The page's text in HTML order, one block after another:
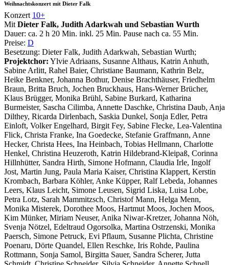
Weihnachtskonzert mit Dieter Falk
Konzert 10+
Mit Dieter Falk, Judith Adarkwah und Sebastian Wurth
Dauer: ca. 2 h 20 Min. inkl. 25 Min. Pause nach ca. 55 Min.
Preise: D
Besetzung: Dieter Falk, Judith Adarkwah, Sebastian Wurth;
Projektchor: Ylvie Adriaans, Susanne Althaus, Katrin Anhuth,
Sabine Arlitt, Rahel Baier, Christiane Baumann, Kathrin Belz,
Heike Benkner, Johanna Bothur, Denise Brachthäuser, Friedhelm
Braun, Britta Bruch, Jochen Bruckhaus, Hans-Werner Brücher,
Klaus Brügger, Monika Brühl, Sabine Burkard, Katharina
Burmeister, Sascha Cilimba, Annette Daschke, Christina Daub, Anja
Dilthey, Ricarda Dirlenbach, Saskia Dunkel, Sonja Edler, Petra
Einloft, Volker Engelhard, Birgit Fey, Sabine Flecke, Lea-Valentina
Flick, Christa Franke, Ina Goedecke, Stefanie Graffmann, Anne
Hecker, Christa Hees, Ina Heinbach, Tobias Hellmann, Charlotte
Henkel, Christina Heuzeroth, Katrin Hildebrand-Kleipaß, Corinna
Hillnhütter, Sandra Hirth, Simone Hofmann, Claudia Irle, Ingolf
Jost, Martin Jung, Paula Maria Kaiser, Christina Klappert, Kerstin
Krombach, Barbara Köhler, Anke Küpper, Ralf Lebeda, Johannes
Leers, Klaus Leicht, Simone Leusen, Sigrid Liska, Luisa Lobe,
Petra Lotz, Sarah Mammitzsch, Christof Mann, Helga Menn,
Monika Misterek, Dorothee Moos, Hartmut Moos, Jochen Moos,
Kim Münker, Miriam Neuser, Anika Niwar-Kretzer, Johanna Nöh,
Svenja Nötzel, Edeltraud Ogorsolka, Martina Ostrzenski, Monika
Paersch, Simone Petruck, Evi Pflaum, Susanne Plichta, Christine
Poenaru, Dörte Quandel, Ellen Reschke, Iris Rohde, Paulina
Rottmann, Sonja Samol, Birgitta Sauer, Sandra Scherer, Jutta